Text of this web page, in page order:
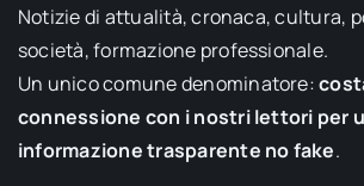
Notizie di attualità, cronaca, cultura,
società, formazione professionale.
Un unico comune denominatore:
connessione con i nostri lettori per
informazione trasparente no fake.